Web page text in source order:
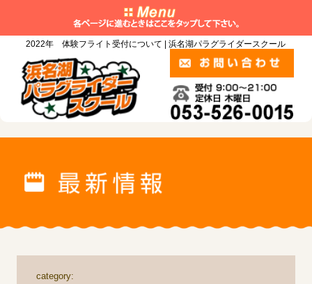
2022年 体験フライト受付について | 浜名湖パラグライダースクール
category: